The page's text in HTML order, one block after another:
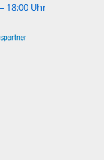
18:00 Uhr